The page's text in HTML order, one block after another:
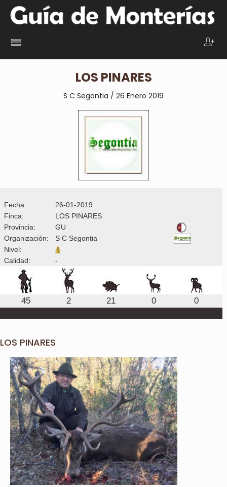
LOS PINARES
S C Segontia / 26 Enero 2019
Fecha:
26-01-2019
Finca:
LOS PINARES
Provincia:
GU
Organización:
S C Segontia
Nivel:
Calidad:
-
45 2 21 0 0
LOS PINARES